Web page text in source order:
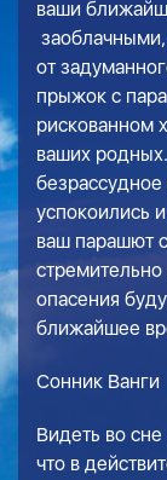
ваши
от
прыжок с
рискованном
ваших
успокоились
ваш парашют
опасения
ближайшее
Сонник Ванги
Видеть во
что в